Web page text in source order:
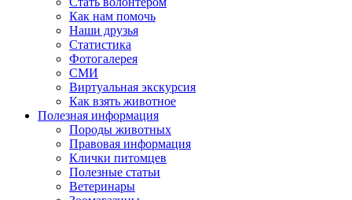
Как нам помочь
Наши друзья
Статистика
Фотогалерея
СМИ
Виртуальная экскурсия
Как взять животное
Полезная информация
Породы животных
Правовая информация
Клички питомцев
Полезные статьи
Ветеринары